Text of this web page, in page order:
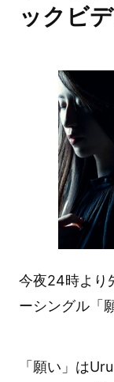
ックビ
今夜24時より
ーシングル「
「願い」は